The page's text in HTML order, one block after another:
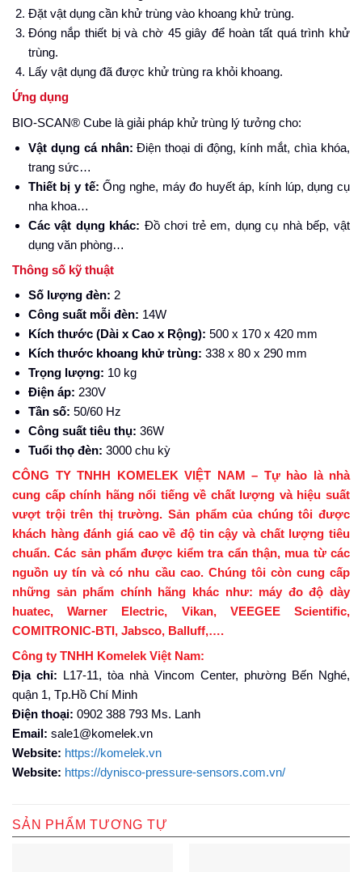
Đặt vật dụng cần khử trùng vào khoang khử trùng.
Đóng nắp thiết bị và chờ 45 giây để hoàn tất quá trình khử
trùng.
Lấy vật dụng đã được khử trùng ra khỏi khoang.
Ứng dụng
BIO-SCAN® Cube là giải pháp khử trùng lý tưởng cho:
Vật dụng cá nhân: Điện thoại di động, kính mắt, chìa khóa,
trang sức…
Thiết bị y tế: Ống nghe, máy đo huyết áp, kính lúp, dụng cụ
nha khoa…
Các vật dụng khác: Đồ chơi trẻ em, dụng cụ nhà bếp, vật
dụng văn phòng…
Thông số kỹ thuật
Số lượng đèn: 2
Công suất mỗi đèn: 14W
Kích thước (Dài x Cao x Rộng): 500 x 170 x 420 mm
Kích thước khoang khử trùng: 338 x 80 x 290 mm
Trọng lượng: 10 kg
Điện áp: 230V
Tần số: 50/60 Hz
Công suất tiêu thụ: 36W
Tuổi thọ đèn: 3000 chu kỳ
CÔNG TY TNHH KOMELEK VIỆT NAM – Tự hào là nhà
cung cấp chính hãng nổi tiếng về chất lượng và hiệu suất
vượt trội trên thị trường. Sản phẩm của chúng tôi được
khách hàng đánh giá cao về độ tin cậy và chất lượng tiêu
chuẩn. Các sản phẩm được kiểm tra cẩn thận, mua từ các
nguồn uy tín và có nhu cầu cao. Chúng tôi còn cung cấp
những sản phẩm chính hãng khác như: máy đo độ dày
huatec, Warner Electric, Vikan, VEEGEE Scientific,
COMITRONIC-BTI, Jabsco, Balluff,….
Công ty TNHH Komelek Việt Nam:
Địa chỉ: L17-11, tòa nhà Vincom Center, phường Bến Nghé,
quận 1, Tp.Hồ Chí Minh
Điện thoại: 0902 388 793 Ms. Lanh
Email: sale1@komelek.vn
Website: https://komelek.vn
Website: https://dynisco-pressure-sensors.com.vn/
SẢN PHẨM TƯƠNG TỰ